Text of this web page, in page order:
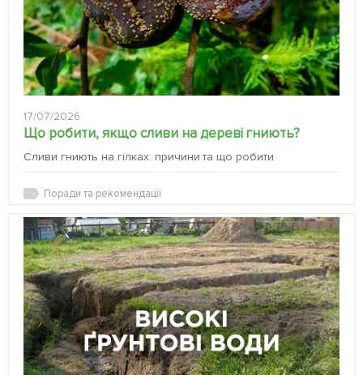
17/07/2026
Що робити, якщо сливи на дереві гниють?
Сливи гниють на гілках: причини та що робити
Поради та рекомендації